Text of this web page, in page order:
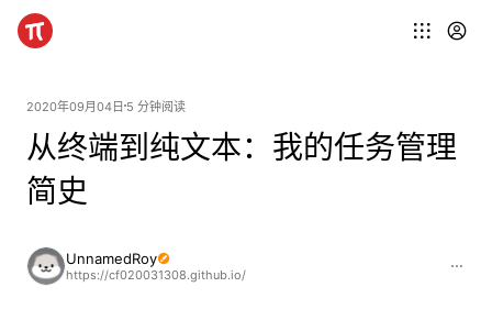
2020年09月04日 5 分钟阅读
从终端到纯文本：我的任务管理
简史
UnnamedRoy
https://cf020031308.github.io/